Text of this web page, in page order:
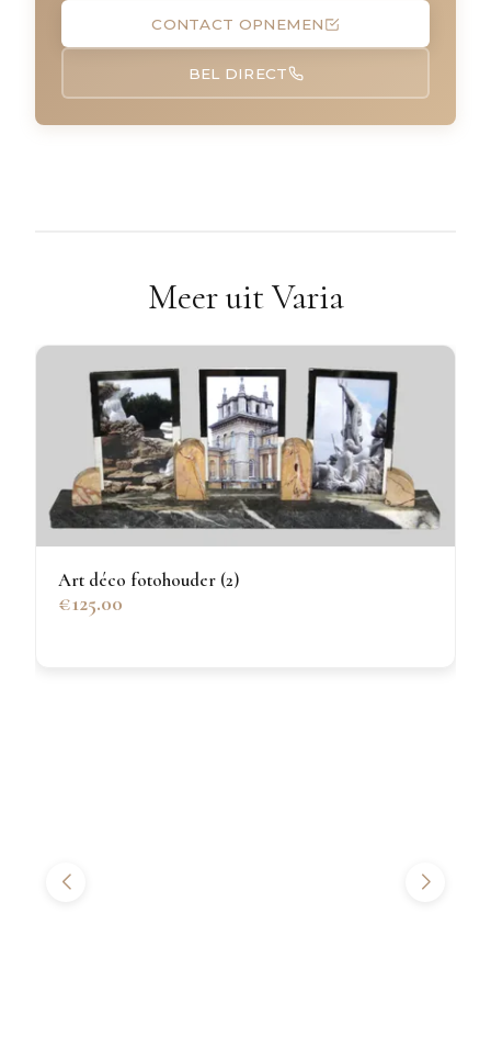
CONTACT OPNEMEN
BEL DIRECT
Meer uit Varia
Art déco fotohouder (2)
€125.00